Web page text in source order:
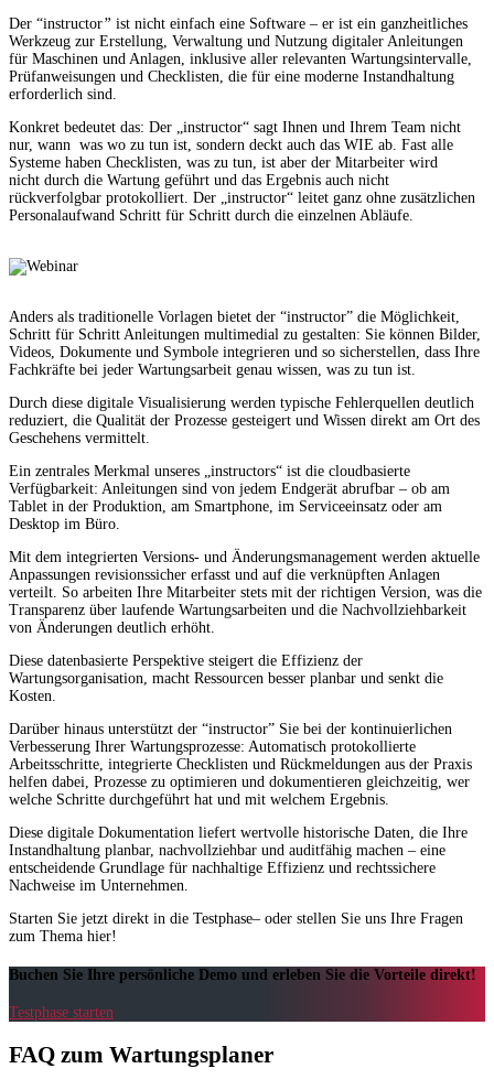
Der “instructor” ist nicht einfach eine Software – er ist ein ganzheitliches
Werkzeug zur Erstellung, Verwaltung und Nutzung digitaler Anleitungen
für Maschinen und Anlagen, inklusive aller relevanten Wartungsintervalle,
Prüfanweisungen und Checklisten, die für eine moderne Instandhaltung
erforderlich sind.
Konkret bedeutet das: Der „instructor“ sagt Ihnen und Ihrem Team nicht
nur, wann was wo zu tun ist, sondern deckt auch das WIE ab. Fast alle
Systeme haben Checklisten, was zu tun, ist aber der Mitarbeiter wird
nicht durch die Wartung geführt und das Ergebnis auch nicht
rückverfolgbar protokolliert. Der „instructor“ leitet ganz ohne zusätzlichen
Personalaufwand Schritt für Schritt durch die einzelnen Abläufe.
Anders als traditionelle Vorlagen bietet der “instructor” die Möglichkeit,
Schritt für Schritt Anleitungen multimedial zu gestalten: Sie können Bilder,
Videos, Dokumente und Symbole integrieren und so sicherstellen, dass Ihre
Fachkräfte bei jeder Wartungsarbeit genau wissen, was zu tun ist.
Durch diese digitale Visualisierung werden typische Fehlerquellen deutlich
reduziert, die Qualität der Prozesse gesteigert und Wissen direkt am Ort des
Geschehens vermittelt.
Ein zentrales Merkmal unseres „instructors“ ist die cloudbasierte
Verfügbarkeit: Anleitungen sind von jedem Endgerät abrufbar – ob am
Tablet in der Produktion, am Smartphone, im Serviceeinsatz oder am
Desktop im Büro.
Mit dem integrierten Versions- und Änderungsmanagement werden aktuelle
Anpassungen revisionssicher erfasst und auf die verknüpften Anlagen
verteilt. So arbeiten Ihre Mitarbeiter stets mit der richtigen Version, was die
Transparenz über laufende Wartungsarbeiten und die Nachvollziehbarkeit
von Änderungen deutlich erhöht.
Diese datenbasierte Perspektive steigert die Effizienz der
Wartungsorganisation, macht Ressourcen besser planbar und senkt die
Kosten.
Darüber hinaus unterstützt der “instructor” Sie bei der kontinuierlichen
Verbesserung Ihrer Wartungsprozesse: Automatisch protokollierte
Arbeitsschritte, integrierte Checklisten und Rückmeldungen aus der Praxis
helfen dabei, Prozesse zu optimieren und dokumentieren gleichzeitig, wer
welche Schritte durchgeführt hat und mit welchem Ergebnis.
Diese digitale Dokumentation liefert wertvolle historische Daten, die Ihre
Instandhaltung planbar, nachvollziehbar und auditfähig machen – eine
entscheidende Grundlage für nachhaltige Effizienz und rechtssichere
Nachweise im Unternehmen.
Starten Sie jetzt direkt in die Testphase– oder stellen Sie uns Ihre Fragen
zum Thema hier!
Buchen Sie Ihre persönliche Demo und erleben Sie die Vorteile direkt!
Testphase starten
FAQ zum Wartungsplaner